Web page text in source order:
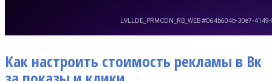
Как настроить стоимость рекламы в Вк